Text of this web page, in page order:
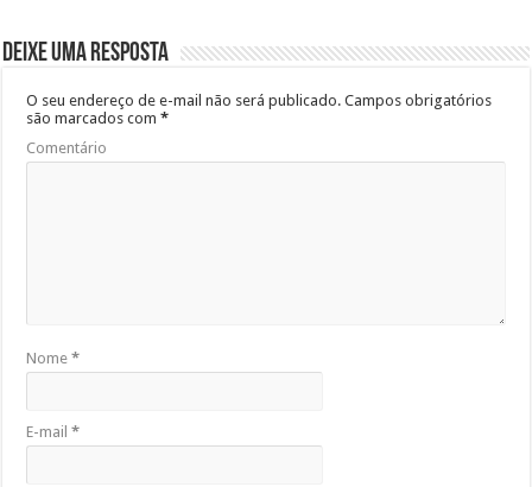
Deixe uma resposta
O seu endereço de e-mail não será publicado. Campos obrigatórios
são marcados com*
Comentário
Nome*
E-mail*